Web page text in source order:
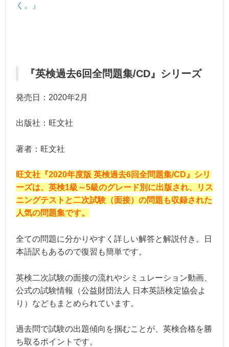
く。』
『英検過去6回全問題集/CD』シリーズ
発売日：2020年2月
出版社：旺文社
著者：旺文社
旺文社『2020年度版 英検過去6回全問題集/CD』シリ
ーズは、英検1級～5級のグレード別に出版され、リス
ニングテストと二次試験（面接）の問題も収録された
人気の問題集です。
全ての問題に分かりやすく詳しい解答と解説付き。日
本語訳もあるので復習も簡単です。
英検二次試験の面接の流れやシミュレーション動画、
公式の試験情報（公益財団法人 日本英語検定協会よ
り）などもまとめられています。
過去問で試験の出題傾向を掴むことが、英検合格を勝
ち取るポイントです。